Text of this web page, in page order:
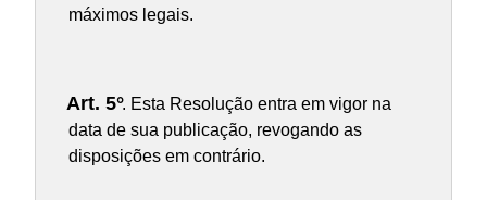
máximos legais.
Art. 5°. Esta Resolução entra em vigor na
data de sua publicação, revogando as
disposições em contrário.